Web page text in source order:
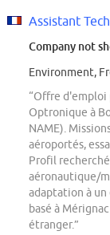
Assistant
Company not
Environment,
“Offre d'emploi
Optronique à
NAME).
aéroportés,
Profil
aéronautique/
adaptation à
basé à
étranger.”